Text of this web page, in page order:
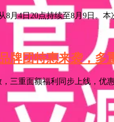
8月4日20点持续至8月9日。
牌团特惠来袭，多
三重面额福利同步上线，